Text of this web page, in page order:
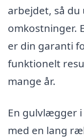
arbejdet, så
omkostninger.
er din garanti
funktionelt
mange år.
En gulvlægger
med en lang